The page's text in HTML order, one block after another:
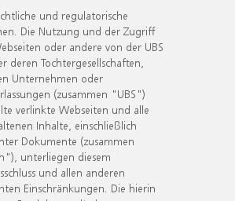
und regulatorische
Die Nutzung und der Zugriff
oder andere von der UBS
deren Tochtergesellschaften,
Unternehmen oder
(zusammen "UBS")
verlinkte Webseiten und alle
Inhalte, einschließlich
Dokumente (zusammen
unterliegen diesem
und allen anderen
Einschränkungen. Die hierin